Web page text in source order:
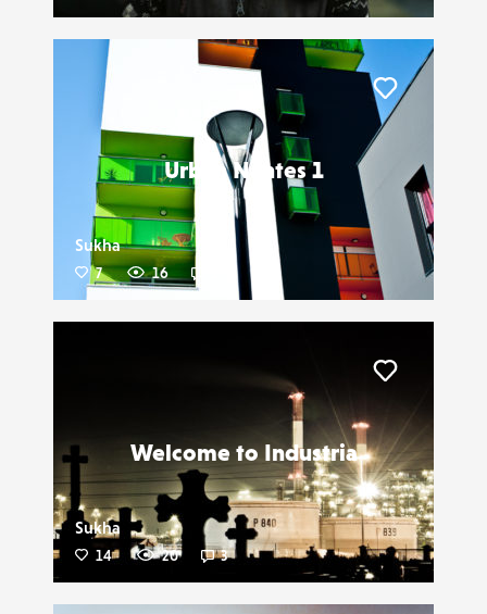
Urban Nantes 1
Sukha
7 16
Welcome to Industria
Sukha
14 20 3